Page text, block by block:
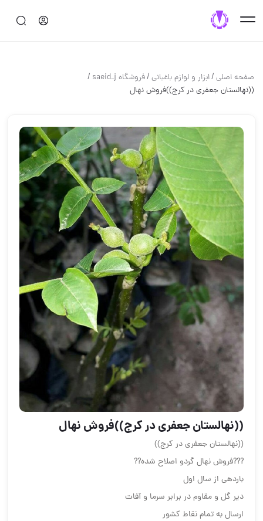
صفحه اصلی/ابزار و لوازم باغباني/فروشگاه saeid_j /
((نهالستان جعفری در کرج))فروش نهال
((نهالستان جعفری در کرج))فروش نهال
((نهالستان جعفری در کرج))
???فروش نهال گردو اصلاح شده??
باردهی از سال اول
دیر گل و مقاوم در برابر سرما و آفات
ارسال به تمام نقاط کشور